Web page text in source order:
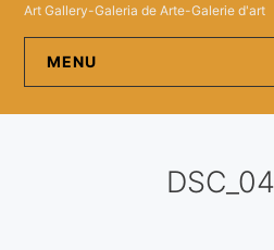
Art Gallery-Galeria de Arte-Galerie d'art
MENU